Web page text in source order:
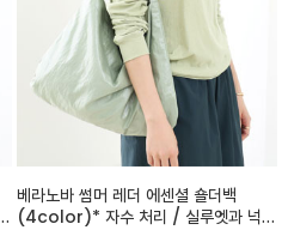
베라노바 썸머 레더 에센셜 숄더백
(4color)* 자수 처리 / 실루엣과 넉넉